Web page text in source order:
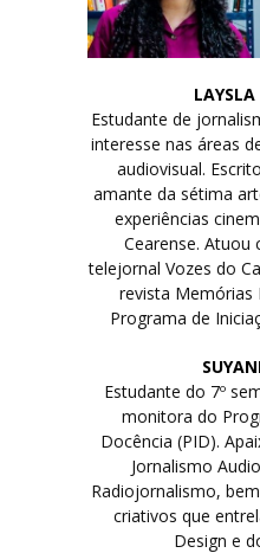
LAYSLA
Estudante de
interesse nas áreas
audiovisual.
amante da sétima
experiências
Cearense.
telejornal Vozes do
revista Memórias
Programa de
Estudante do 7º
monitora do
Docência (PID).
Jornalismo
Radiojornalismo,
criativos que
Design e